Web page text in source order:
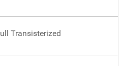
Transisterized